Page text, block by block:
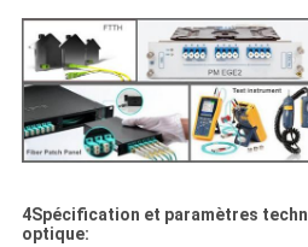
4Spécification et paramètres
optique: